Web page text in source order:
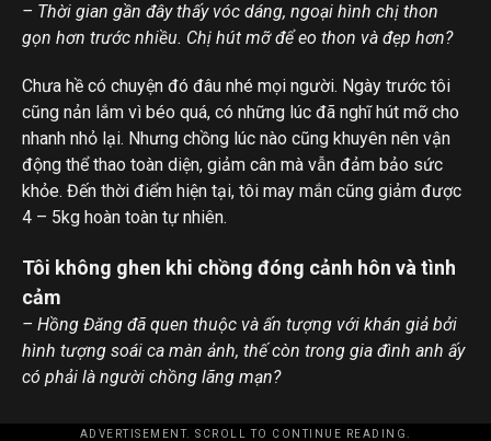
– Thời gian gần đây thấy vóc dáng, ngoại hình chị thon
gọn hơn trước nhiều. Chị hút mỡ để eo thon và đẹp hơn?
Chưa hề có chuyện đó đâu nhé mọi người. Ngày trước tôi
cũng nản lắm vì béo quá, có những lúc đã nghĩ hút mỡ cho
nhanh nhỏ lại. Nhưng chồng lúc nào cũng khuyên nên vận
động thể thao toàn diện, giảm cân mà vẫn đảm bảo sức
khỏe. Đến thời điểm hiện tại, tôi may mắn cũng giảm được
4 – 5kg hoàn toàn tự nhiên.
Tôi không ghen khi chồng đóng cảnh hôn và tình
cảm
– Hồng Đăng đã quen thuộc và ấn tượng với khán giả bởi
hình tượng soái ca màn ảnh, thế còn trong gia đình anh ấy
có phải là người chồng lãng mạn?
ADVERTISEMENT. SCROLL TO CONTINUE READING.